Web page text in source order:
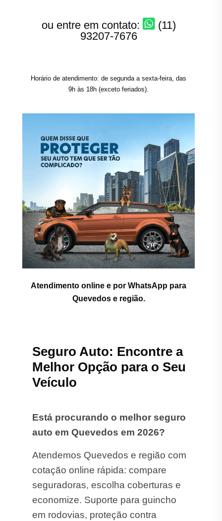
ou entre em contato:
(11)
93207-7676
Horário de atendimento: de segunda a sexta-feira, das
9h às 18h (exceto feriados).
Atendimento online e por WhatsApp para
Quevedos e região.
Seguro Auto: Encontre a
Melhor Opção para o Seu
Veículo
Está procurando o melhor seguro
auto em Quevedos em 2026?
Atendemos Quevedos e região com
cotação online rápida: compare
seguradoras, escolha coberturas e
economize. Suporte para guincho
em rodovias, proteção contra